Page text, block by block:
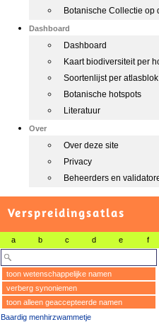
Botanische Collectie op
Dashboard
Dashboard
Kaart biodiversiteit per
Soortenlijst per atlasblok
Botanische hotspots
Literatuur
Over
Over deze site
Privacy
Beheerders en
Verspreidingsatlas
a b c d e f
toon wetenschappelijke namen
verberg synoniemen
toon alleen geaccepteerde namen
Baardig menhirzwammetje